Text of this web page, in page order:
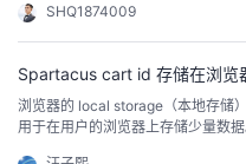
客
论
坛
的
圈
子
我
的
直
我
的
我
我
的
课
我
的
我
的
技
术
我
的
云
带一些 header 选项）；
整内容。格式：b...
SHQ1874009
Spartacus cart id 存储在浏览
浏览器的 local storage（本地存储
用于在用户的浏览器上存储少量数